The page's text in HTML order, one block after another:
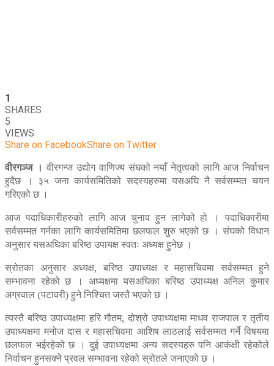
1
SHARES
5
VIEWS
Share on FacebookShare on Twitter
वीरगञ्ज । वीरगन्ज उद्योग वाणिज्य संघको नयाँ नेतृत्वको लागि आज निर्वाचन
हुदैछ । ३५ जना कार्यसमितिको सदस्यहरुमा यसअघि नै सर्वसम्मत चयन
गरिएको छ ।
आज पदाधिकारीहरुको लागि आज चुनाव हुन लागेको हो । पदाधिकारीमा
सर्वसम्मत गर्नका लागि कार्यसमितिमा छलफल शुरु भएको छ । संघको विधान
अनुसार यसअघिका बरिष्ठ उपायक्ष स्वतः अध्यक्ष हुनेछ ।
स्रोतका अनुसार अध्यक्ष, बरिष्ठ उपाध्यक्ष र महासचिवमा सर्वसम्मत हुने
सम्भावना रहेको छ । अध्यक्षमा यसअघिका बरिष्ठ उपाध्यक्ष अनिल कुमार
अग्रवाल (पटावरी) हुने निश्चित जस्तै भएको छ ।
त्यस्तै बरिष्ठ उपाध्यक्षमा हरि गौतम, दोश्रो उपाध्यक्षमा माधव राजपाल र तृतीय
उपाध्यक्षमा मनोज दास र महासचिवमा आशिष लाठलाई सर्वसम्मत गर्ने विषयमा
छलफल भईरहेको छ । दुई उपाध्यक्षमा अन्य सदस्यहरु पनि आकंक्षी रहेकोले
निर्वाचन हुनसक्ने प्रवल सम्भावना रहेको स्रोतले जनाएको छ ।